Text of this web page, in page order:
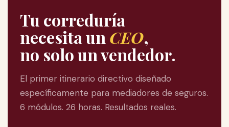
Tu correduría
necesita un CEO,
no solo un vendedor.
El primer itinerario directivo diseñado
específicamente para mediadores de seguros.
6 módulos. 26 horas. Resultados reales.